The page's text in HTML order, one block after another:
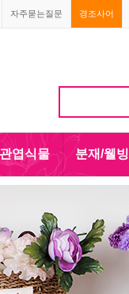
경조사어
자주묻는질문
관엽식물 분재/웰빙